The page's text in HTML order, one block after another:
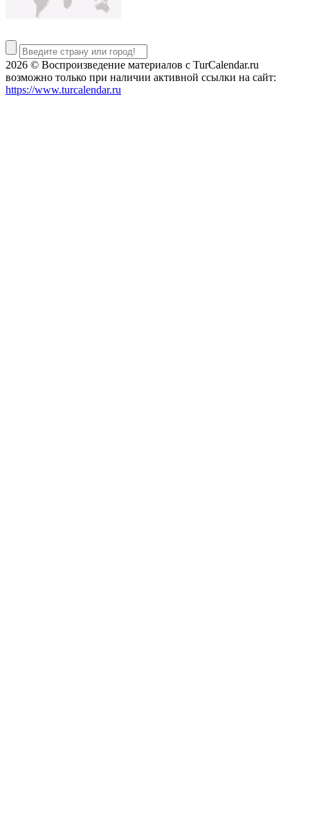
2026 © Воспроизведение материалов c TurCalendar.ru
возможно только при наличии активной ссылки на сайт:
https://www.turcalendar.ru